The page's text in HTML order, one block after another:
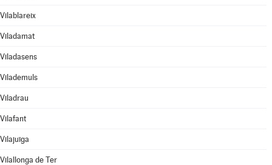
Vilablareix
Viladamat
Viladasens
Vilademuls
Viladrau
Vilafant
Vilajuïga
Vilallonga de Ter